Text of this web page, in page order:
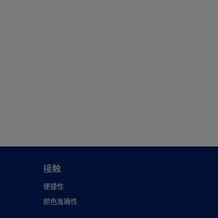
接触
便捷性
颜色准确性